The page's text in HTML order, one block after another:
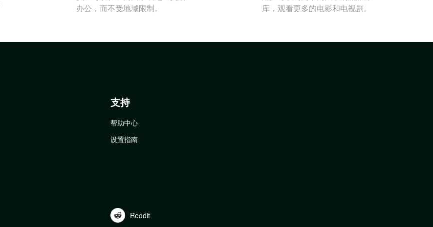
办公，而不受地域限制。
库，观看更多的电影和电视剧。
支持
帮助中心
设置指南
Reddit